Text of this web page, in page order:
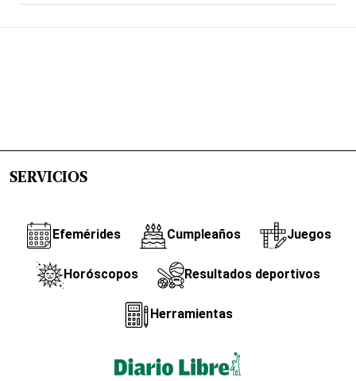
SERVICIOS
Efemérides Cumpleaños Juegos
Horóscopos Resultados deportivos
Herramientas